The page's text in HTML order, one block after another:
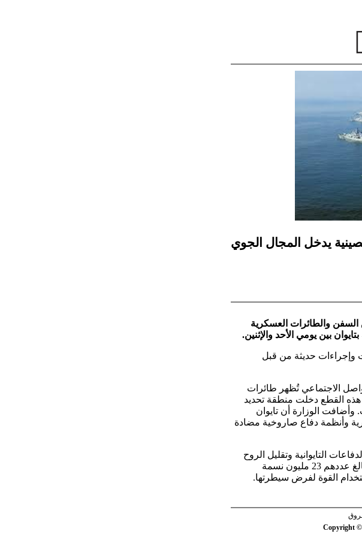
يدخل المجال الجوي
السفن والطائرات العسكرية
بين يومي الأحد والإثنين.
وإجراءات حديثة من قبل
الاجتماعي تُظهر طائرات
صينية، مشيرة إلى أن 43 من أصل 59 من هذه القطع دخلت منطقة تحديد
وأضافت الوزارة أن تايوان
وأنظمة دفاع صاروخية مضادة
التايوانية وتقليل الروح
المعنوية، رغم أن الغالبية العظمى من سكان الجزيرة البالغ عددهم 23 مليون نسمة
القوة لفرض سيطرتها.
Copyright ©